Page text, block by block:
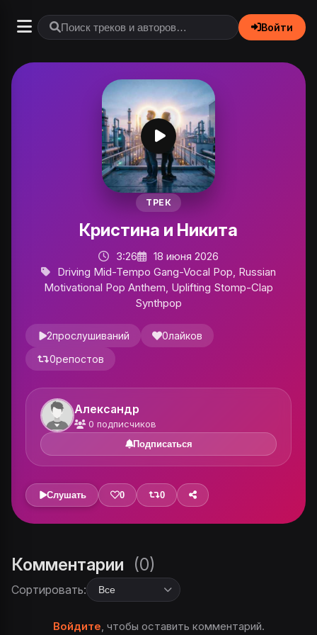
Войти
ТРЕК
Кристина и Никита
3:26
18 июня 2026
Driving Mid-Tempo Gang-Vocal Pop, Russian
Motivational Pop Anthem, Uplifting Stomp-Clap
Synthpop
2прослушиваний 0лайков
0репостов
Александр
0 подписчиков
Подписаться
Слушать 0 0
Комментарии (0)
Сортировать:
Войдите, чтобы оставить комментарий.